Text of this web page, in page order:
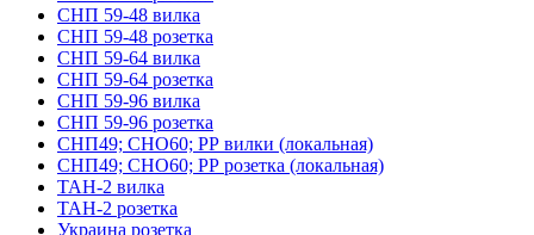
СНП 59-48 вилка
СНП 59-48 розетка
СНП 59-64 вилка
СНП 59-64 розетка
СНП 59-96 вилка
СНП 59-96 розетка
СНП49; СНО60; РР вилки (локальная)
СНП49; СНО60; РР розетка (локальная)
ТАН-2 вилка
ТАН-2 розетка
Украина розетка